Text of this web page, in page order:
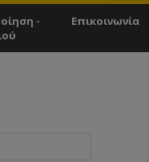
-
Επικοινωνία